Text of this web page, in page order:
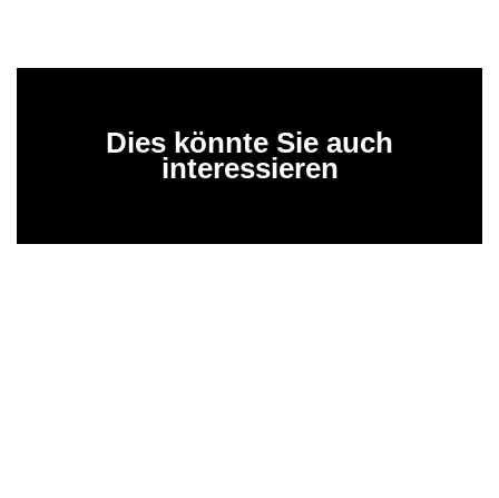
Dies könnte Sie auch
interessieren